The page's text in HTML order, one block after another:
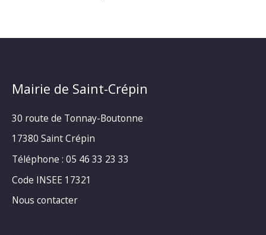
Mairie de Saint-Crépin
30 route de Tonnay-Boutonne
17380 Saint Crépin
Téléphone : 05 46 33 23 33
Code INSEE 17321
Nous contacter